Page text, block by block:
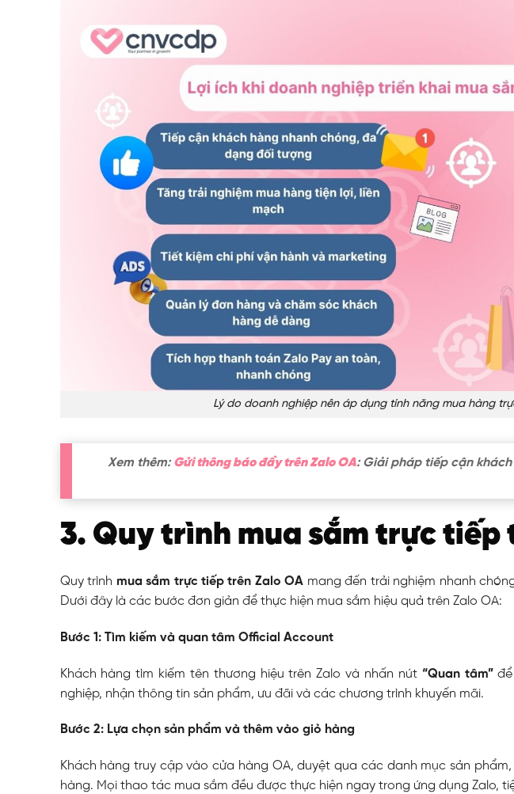
Lý do doanh nghiệp nên áp dụng tính năng mua hàng
Xem thêm: Gửi thông báo đẩy trên Zalo OA: Giải pháp tiếp cận
3. Quy trình mua sắm trực tiếp
Quy trình mua sắm trực tiếp trên Zalo OA mang đến trải nghiệm nhanh
Dưới đây là các bước đơn giản để thực hiện mua sắm hiệu quả trên Zalo OA:
Bước 1: Tìm kiếm và quan tâm Official Account
Khách hàng tìm kiếm tên thương hiệu trên Zalo và nhấn nút “Quan tâm”để
nghiệp, nhận thông tin sản phẩm, ưu đãi và các chương trình khuyến mãi.
Bước 2: Lựa chọn sản phẩm và thêm vào giỏ hàng
Khách hàng truy cập vào cửa hàng OA, duyệt qua các danh mục sản
hàng. Mọi thao tác mua sắm đều được thực hiện ngay trong ứng dụng Zalo,